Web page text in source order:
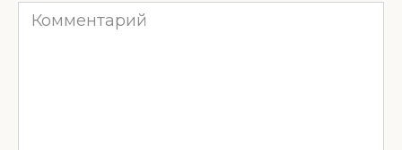
Комментарий